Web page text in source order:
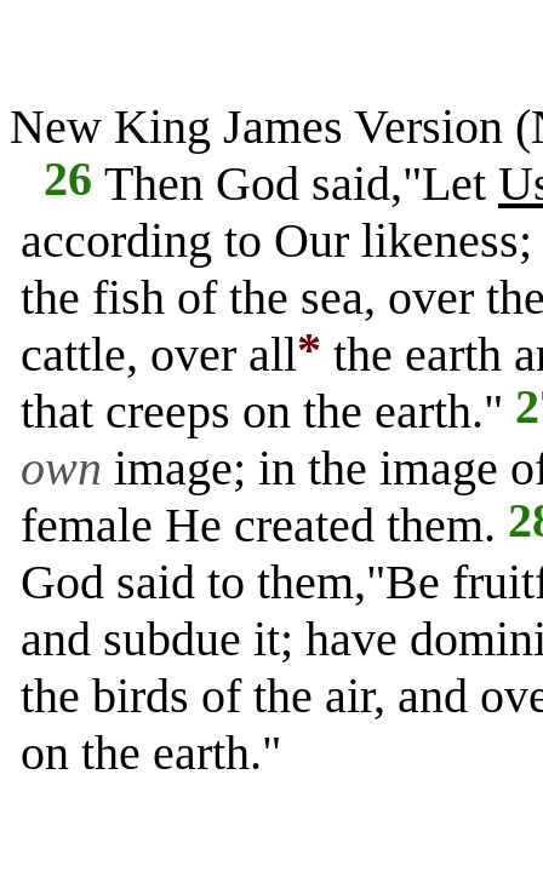
New King James Version
26 Then God said,"Let
according to Our
the fish of the sea, over
cattle, over all* the earth
that creeps on the earth."
own image; in the image
female He created them.
God said to them,"Be
and subdue it; have
the birds of the air, and
on the earth."